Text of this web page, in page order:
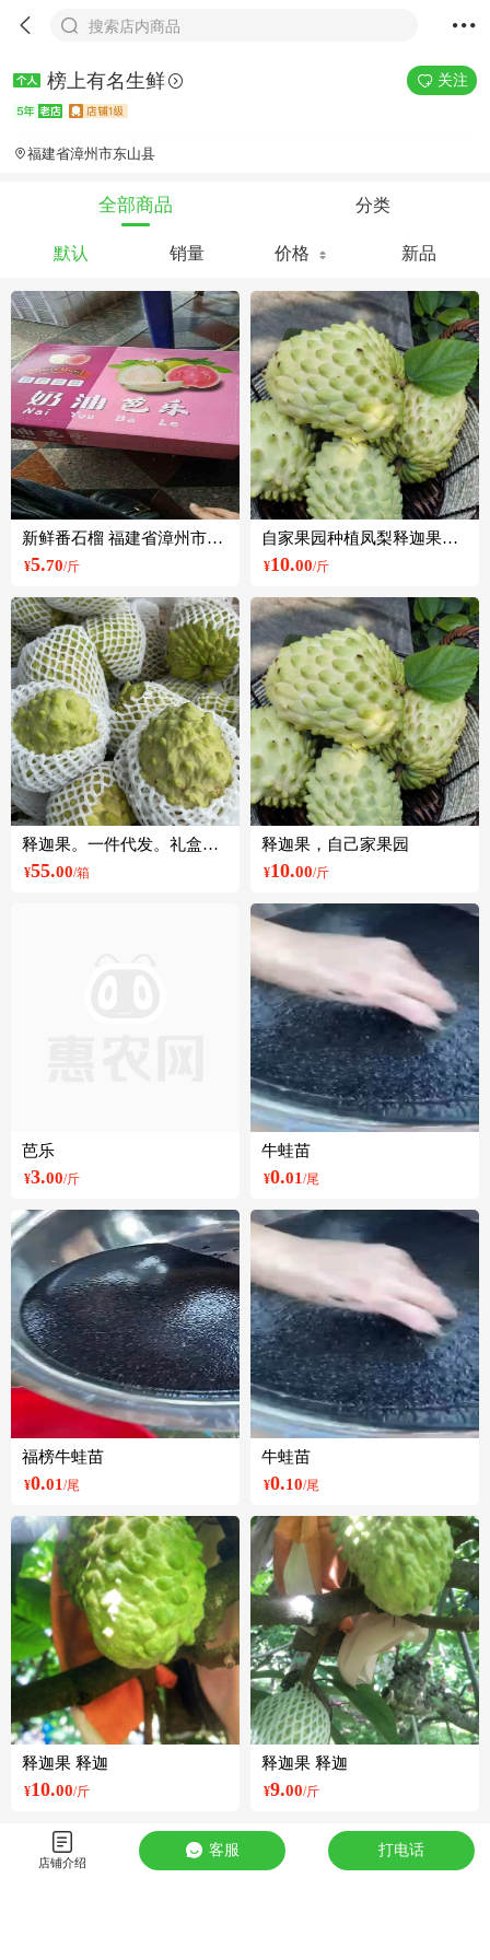
搜索店内商品
榜上有名生鲜 关注
福建省漳州市东山县
全部商品 分类
默认 销量 价格 新品
新鲜番石榴 福建省漳州市直发
¥5.70/斤
自家果园种植凤梨释迦果，欢迎电商合作
¥10.00/斤
释迦果。一件代发。礼盒代加工
¥55.00/箱
释迦果，自己家果园
¥10.00/斤
芭乐
¥3.00/斤
牛蛙苗
¥0.01 /尾
福榜牛蛙苗
¥0.01 /尾
牛蛙苗
¥0.10/尾
释迦果 释迦
¥10.00/斤
释迦果 释迦
¥9.00/斤
店铺介绍
客服 打电话